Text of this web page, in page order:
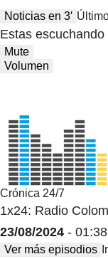
Noticias en 3′
Estas escuchando
Mute
Volumen
Crónica 24/7
1x24: Radio
23/08/2024 -
Ver más episodios